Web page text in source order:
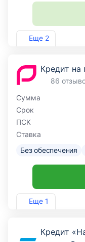
Еще 2
Лиц. №254
Еще 1
Кредит на
86
Сумма
Срок
ПСК
Ставка
Без обеспечения
Лиц. №3354
Кредит